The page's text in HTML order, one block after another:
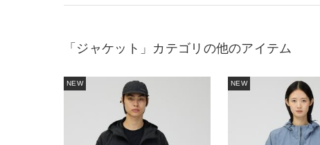
「ジャケット」カテゴリの他のアイテム
NEW NEW